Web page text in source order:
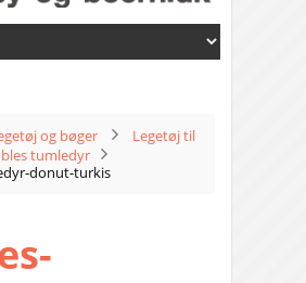
og bøger
Legetøj til
tumledyr
donut-turkis